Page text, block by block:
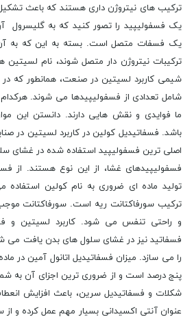
ترکیب های نیتروژن داری هستند که باعث
یک فسفولیپید را تصور کنید که به گلیسرول
یک فسفات متصل است. بسته به این که به
ترکیبات نیتروژن دار متصل شوند، نام
شیمی کاربرد لسیتین در صنعت، همانطور که در
شامل تعدادی از فسفولیپیدها می شوند.
ما فوایدی و نقش هایی دارند. دانستن این
باشد. فسفاتیدیل کولین در کاربرد لسیتین در
اصلی ترین فسفولیپید استفاده شده در غشای
فسفولیپیدهای غشا، از این نوع هستند. از
تولید ماده ای ضروری به نام کولین
ترکیب سورفاکتانت ریه است.
و راحتی تنفس می شود. کاربرد لسیتین و
فسفاتید نیز در غشای سلول های بدن یافت می
را می سازد. میزان فسفاتیدیل اتانول آمین در
پنج درصد است و از ضروری ترین اجزای آن به
شکلات و فسفاتیدیل سرین، باعث افزایش
عنوان آنتی اکسیدانی بسیار مهم عمل کرده و از